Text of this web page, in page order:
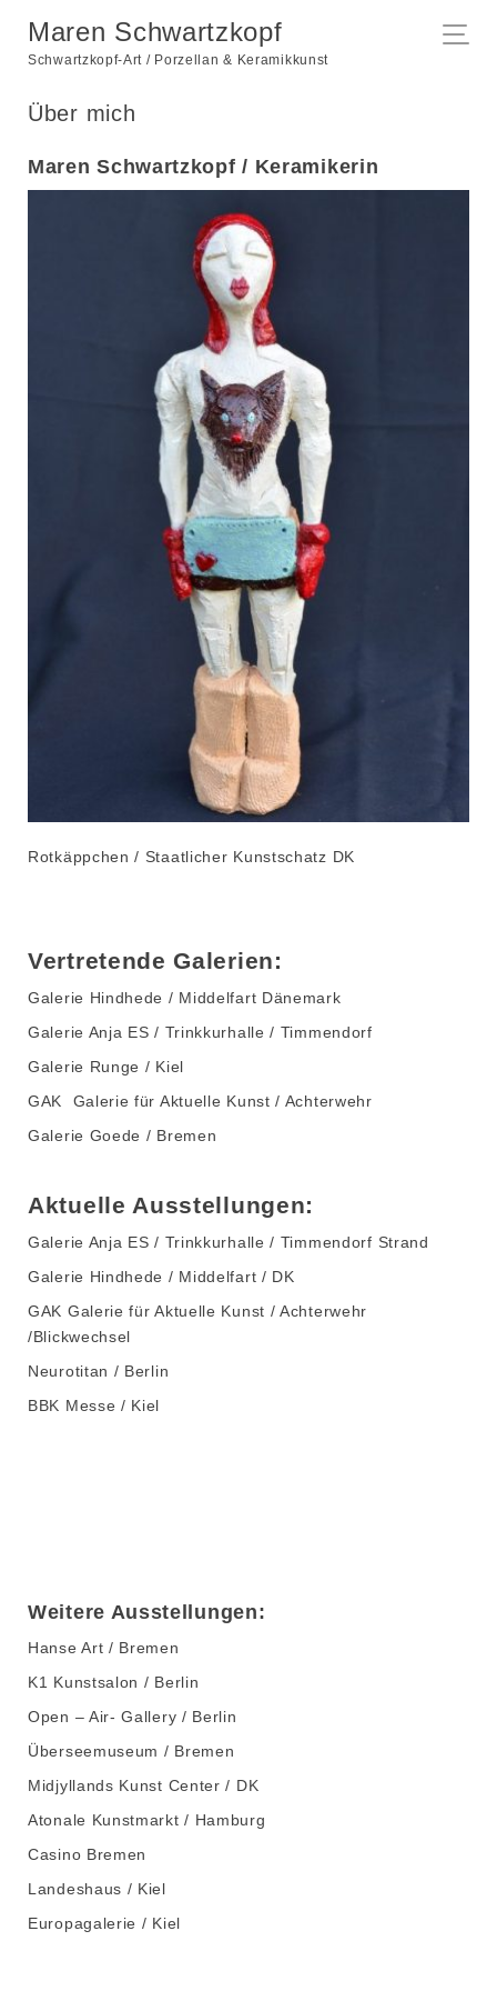
Maren Schwartzkopf
Schwartzkopf-Art / Porzellan & Keramikkunst
Über mich
Maren Schwartzkopf / Keramikerin
Rotkäppchen / Staatlicher Kunstschatz DK
Vertretende Galerien:
Galerie Hindhede / Middelfart Dänemark
Galerie Anja ES / Trinkkurhalle / Timmendorf
Galerie Runge / Kiel
GAK Galerie für Aktuelle Kunst / Achterwehr
Galerie Goede / Bremen
Aktuelle Ausstellungen:
Galerie Anja ES / Trinkkurhalle / Timmendorf Strand
Galerie Hindhede / Middelfart / DK
GAK Galerie für Aktuelle Kunst / Achterwehr
/Blickwechsel
Neurotitan / Berlin
BBK Messe / Kiel
Weitere Ausstellungen:
Hanse Art / Bremen
K1 Kunstsalon / Berlin
Open – Air- Gallery / Berlin
Überseemuseum / Bremen
Midjyllands Kunst Center / DK
Atonale Kunstmarkt / Hamburg
Casino Bremen
Landeshaus / Kiel
Europagalerie / Kiel